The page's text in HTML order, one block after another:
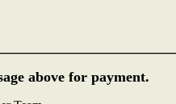
above for payment.